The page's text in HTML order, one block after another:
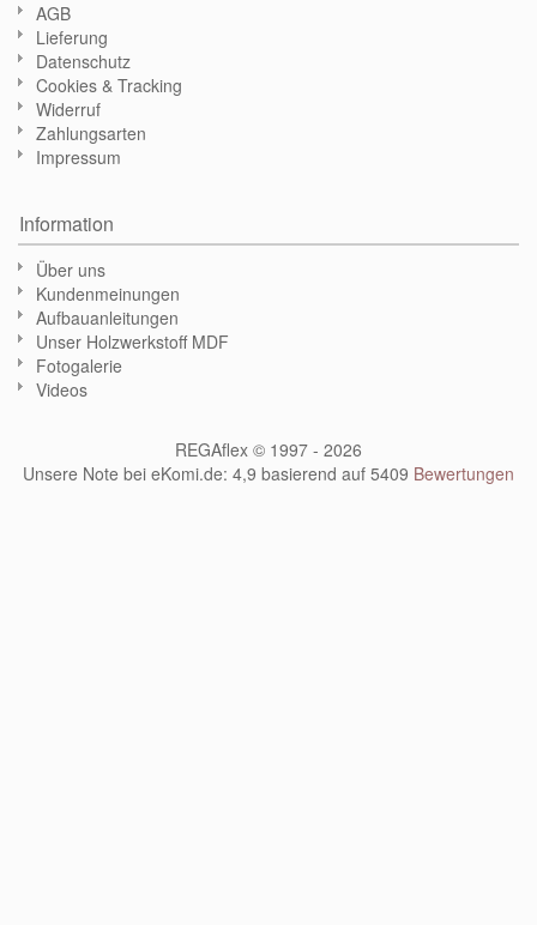
AGB
Lieferung
Datenschutz
Cookies & Tracking
Widerruf
Zahlungsarten
Impressum
Information
Über uns
Kundenmeinungen
Aufbauanleitungen
Unser Holzwerkstoff MDF
Fotogalerie
Videos
REGAflex © 1997 - 2026
Unsere Note bei eKomi.de: 4,9 basierend auf 5409 Bewertungen